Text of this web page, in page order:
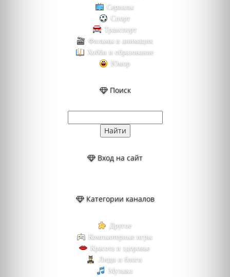
Сериалы
Спорт
Транспорт
Фильмы и анимация
Хобби и образование
Юмор
Поиск
Вход на сайт
Категории каналов
Другое
Компьютерные игры
Красота и здоровье
Люди и блоги
Музыка